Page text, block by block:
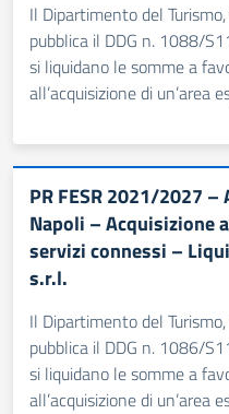
Il Dipartimento del
pubblica il DDG n. 1088/
si liquidano le somme a
all’acquisizione di un’area
PR FESR 2021/2027
Napoli – Acquisizione
servizi connessi –
s.r.l.
Il Dipartimento del
pubblica il DDG n. 1086/
si liquidano le somme a
all’acquisizione di